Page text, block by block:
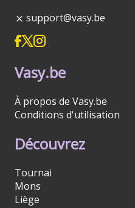
support@vasy.be
Vasy.be
À propos de Vasy.be
Conditions d'utilisation
Découvrez
Tournai
Mons
Liège